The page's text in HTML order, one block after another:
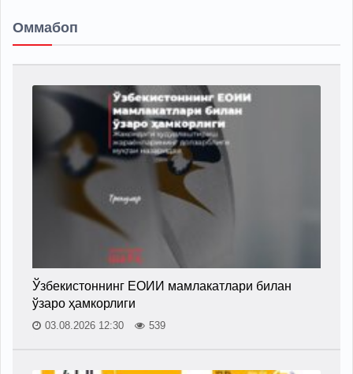
Оммабоп
Ўзбекистоннинг ЕОИИ мамлакатлари билан
ўзаро ҳамкорлиги
03.08.2026 12:30 539